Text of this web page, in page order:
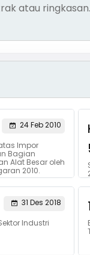
atau ringkasan.
24 Feb 2010
Impor
Bagian
Alat Besar oleh
2010.
31 Des 2018
Industri